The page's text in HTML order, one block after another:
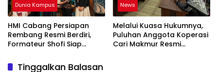
Dunia Kampus
HMI Cabang Persiapan
Rembang Resmi Berdiri,
Formateur Shofi Siap
News
Melalui Kuasa Hukumnya,
Puluhan Anggota Koperasi
Cari Makmur Resmi
Tinggalkan Balasan